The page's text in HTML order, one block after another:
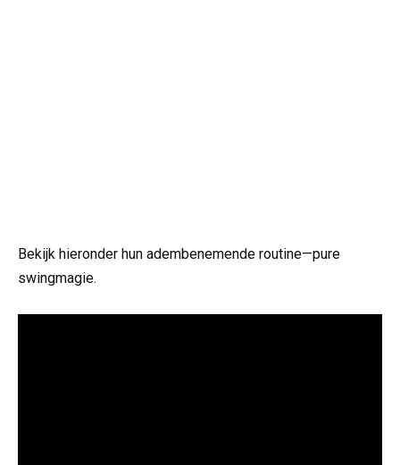
Bekijk hieronder hun adembenemende routine—pure
swingmagie.